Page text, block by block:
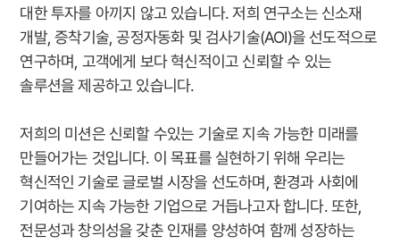
대한 투자를 아끼지 않고 있습니다. 저희 연구소는 신소재
개발, 증착기술, 공정자동화 및 검사기술(AOI)을 선도적으로
연구하며, 고객에게 보다 혁신적이고 신뢰할 수 있는
솔루션을 제공하고 있습니다.
저희의 미션은 신뢰할 수있는 기술로 지속 가능한 미래를
만들어가는 것입니다. 이 목표를 실현하기 위해 우리는
혁신적인 기술로 글로벌 시장을 선도하며, 환경과 사회에
기여하는 지속 가능한 기업으로 거듭나고자 합니다. 또한,
전문성과 창의성을 갖춘 인재를 양성하여 함께 성장하는